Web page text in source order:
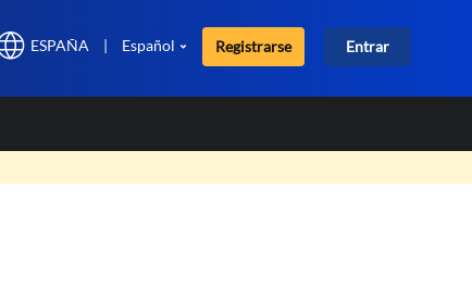
ESPAÑA | Español Registrarse Entrar